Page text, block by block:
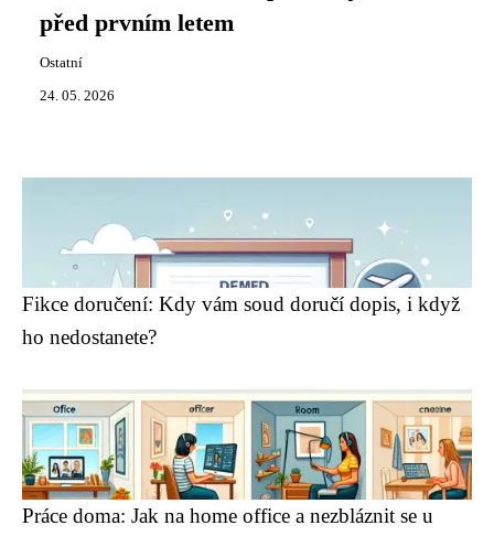
před prvním letem
Ostatní
24. 05. 2026
Fikce doručení: Kdy vám soud doručí dopis, i když
ho nedostanete?
Práce doma: Jak na home office a nezbláznit se u